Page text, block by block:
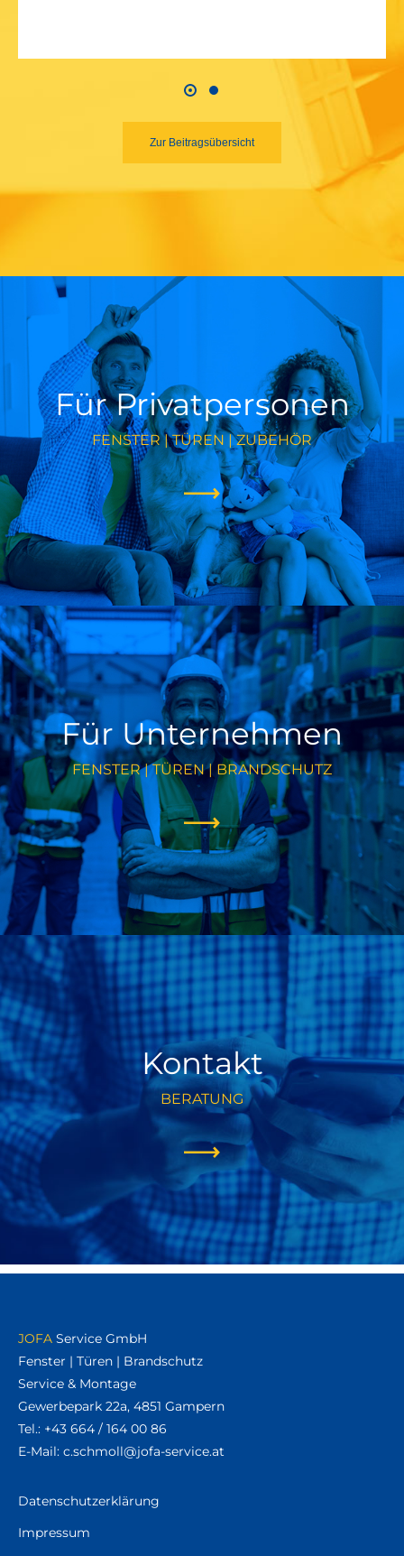
Zur Beitragsübersicht
Für Privatpersonen
FENSTER | TÜREN | ZUBEHÖR
Für Unternehmen
FENSTER | TÜREN | BRANDSCHUTZ
Kontakt
BERATUNG
JOFA Service GmbH
Fenster | Türen | Brandschutz
Service & Montage
Gewerbepark 22a, 4851 Gampern
Tel.: +43 664 / 164 00 86
E-Mail: ta.ecivres-afoj@llomhcs.c
Datenschutzerklärung
Impressum